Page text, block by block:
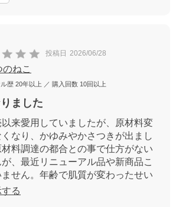
投稿日 2026/06/28
のねこ
歴 20年以上 ／ 購入回数 10回以上
ました
来愛用していましたが、原材料変
なり、かゆみやかさつきが出まし
料調達の都合との事で仕方がない
、最近リニューアル品や新商品こ
せん。年齢で肌質が変わったせい
んが、困っています。原料元に戻
る